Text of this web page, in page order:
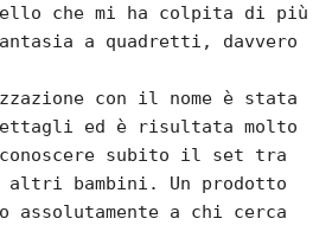
che mi ha colpita di più
a quadretti, davvero
con il nome è stata
ed è risultata molto
subito il set tra
bambini. Un prodotto
assolutamente a chi cerca